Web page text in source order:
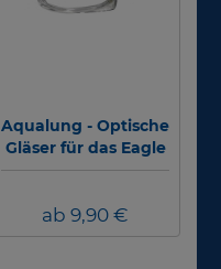
Aqualung - Optische
Gläser für das Eagle
Optic System
ab 9,90 €